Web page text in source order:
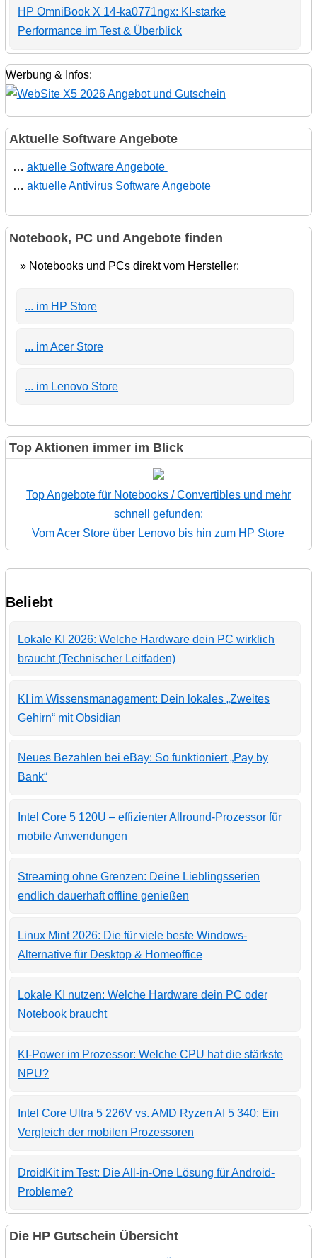
HP OmniBook X 14-ka0771ngx: KI-starke
Performance im Test & Überblick
Werbung & Infos:
Aktuelle Software Angebote
… aktuelle Software Angebote
… aktuelle Antivirus Software Angebote
Notebook, PC und Angebote finden
» Notebooks und PCs direkt vom Hersteller:
... im HP Store
... im Acer Store
... im Lenovo Store
Top Aktionen immer im Blick
Top Angebote für Notebooks / Convertibles und mehr
schnell gefunden:
Vom Acer Store über Lenovo bis hin zum HP Store
Beliebt
Lokale KI 2026: Welche Hardware dein PC wirklich
braucht (Technischer Leitfaden)
KI im Wissensmanagement: Dein lokales „Zweites
Gehirn“ mit Obsidian
Neues Bezahlen bei eBay: So funktioniert „Pay by
Bank“
Intel Core 5 120U – effizienter Allround-Prozessor für
mobile Anwendungen
Streaming ohne Grenzen: Deine Lieblingsserien
endlich dauerhaft offline genießen
Linux Mint 2026: Die für viele beste Windows-
Alternative für Desktop & Homeoffice
Lokale KI nutzen: Welche Hardware dein PC oder
Notebook braucht
KI-Power im Prozessor: Welche CPU hat die stärkste
NPU?
Intel Core Ultra 5 226V vs. AMD Ryzen AI 5 340: Ein
Vergleich der mobilen Prozessoren
DroidKit im Test: Die All-in-One Lösung für Android-
Probleme?
Die HP Gutschein Übersicht